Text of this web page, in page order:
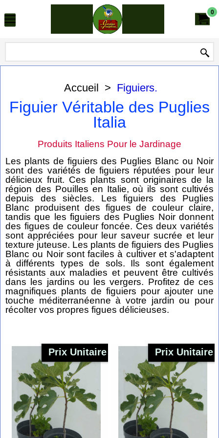
0
Accueil > Figuiers.
Figuier Véritable des Puglies
Italia
Produits Italiens Pour le Jardinage
Les plants de figuiers des Puglies Blanc ou Noir
sont des variétés de figuiers réputées pour leur
délicieux fruit. Ces plants sont originaires de la
région des Pouilles en Italie, où ils sont cultivés
depuis des siècles. Les figuiers des Puglies
Blanc produisent des figues de couleur claire,
tandis que les figuiers des Puglies Noir donnent
des figues de couleur foncée. Ces deux variétés
sont appréciées pour leur saveur sucrée et leur
texture juteuse. Les plants de figuiers des Puglies
Blanc ou Noir sont faciles à cultiver et s'adaptent
à différents types de sols. Ils sont également
résistants aux maladies et peuvent être cultivés
dans les jardins ou les vergers. Profitez de ces
magnifiques plants de figuiers pour ajouter une
touche méditerranéenne à votre jardin ou pour
récolter vos propres figues délicieuses.
Prix Unitaire Prix Unitaire